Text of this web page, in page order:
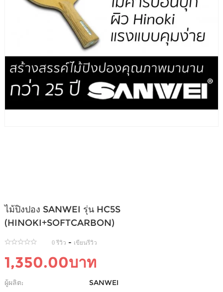
ไม้ปิงปอง SANWEI รุ่น HC5S
(HINOKI+SOFTCARBON)
0 รีวิว - เขียนรีวิว
1,350.00บาท
ผู้ผลิต:
SANWEI